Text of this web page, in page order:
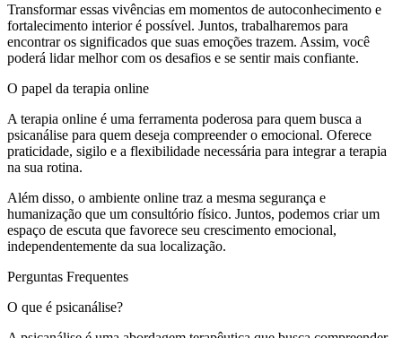
Transformar essas vivências em momentos de autoconhecimento e
fortalecimento interior é possível. Juntos, trabalharemos para
encontrar os significados que suas emoções trazem. Assim, você
poderá lidar melhor com os desafios e se sentir mais confiante.
O papel da terapia online
A terapia online é uma ferramenta poderosa para quem busca a
psicanálise para quem deseja compreender o emocional. Oferece
praticidade, sigilo e a flexibilidade necessária para integrar a terapia
na sua rotina.
Além disso, o ambiente online traz a mesma segurança e
humanização que um consultório físico. Juntos, podemos criar um
espaço de escuta que favorece seu crescimento emocional,
independentemente da sua localização.
Perguntas Frequentes
O que é psicanálise?